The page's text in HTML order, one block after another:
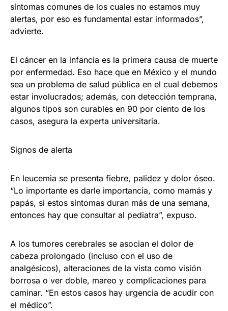
síntomas comunes de los cuales no estamos muy
alertas, por eso es fundamental estar informados”,
advierte.
El cáncer en la infancia es la primera causa de muerte
por enfermedad. Eso hace que en México y el mundo
sea un problema de salud pública en el cual debemos
estar involucrados; además, con detección temprana,
algunos tipos son curables en 90 por ciento de los
casos, asegura la experta universitaria.
Signos de alerta
En leucemia se presenta fiebre, palidez y dolor óseo.
“Lo importante es darle importancia, como mamás y
papás, si estos síntomas duran más de una semana,
entonces hay que consultar al pediatra”, expuso.
A los tumores cerebrales se asocian el dolor de
cabeza prolongado (incluso con el uso de
analgésicos), alteraciones de la vista como visión
borrosa o ver doble, mareo y complicaciones para
caminar. “En estos casos hay urgencia de acudir con
el médico”.